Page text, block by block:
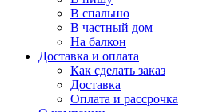
В спальню
В частный дом
На балкон
Доставка и оплата
Как сделать заказ
Доставка
Оплата и рассрочка